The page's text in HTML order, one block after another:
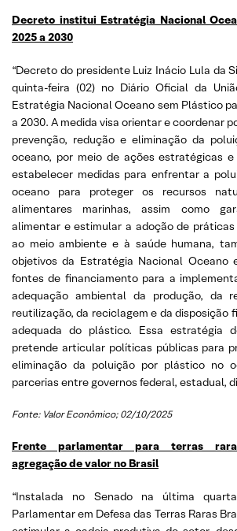
Decreto institui Estratégia Nacional
2025 a 2030
“Decreto do presidente Luiz Inácio Lula da
quinta-feira (02) no Diário Oficial da
Estratégia Nacional Oceano sem Plástico
a 2030. A medida visa orientar e coordenar
prevenção, redução e eliminação da
oceano, por meio de ações estratégicas
estabelecer medidas para enfrentar a
oceano para proteger os recursos
alimentares marinhas, assim como
alimentar e estimular a adoção de
ao meio ambiente e à saúde humana,
objetivos da Estratégia Nacional Oceano
fontes de financiamento para a
adequação ambiental da produção, da
reutilização, da reciclagem e da disposição
adequada do plástico. Essa estratégia
pretende articular políticas públicas para
eliminação da poluição por plástico no
parcerias entre governos federal, estadual,
Fonte: Valor Econômico; 02/10/2025
Frente parlamentar para terras
agregação de valor no Brasil
“Instalada no Senado na última
Parlamentar em Defesa das Terras Raras